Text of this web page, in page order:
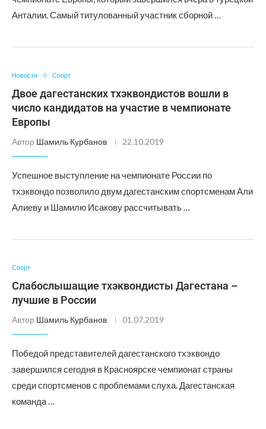
Анталии. Самый титулованный участник сборной …
Новости Спорт
Двое дагестанских тхэквондистов вошли в
число кандидатов на участие в чемпионате
Европы
Автор Шамиль Курбанов 22.10.2019
Успешное выступление на чемпионате России по
тхэквондо позволило двум дагестанским спортсменам Али
Алиеву и Шамилю Исакову рассчитывать …
Спорт
Слабослышащие тхэквондисты Дагестана –
лучшие в России
Автор Шамиль Курбанов 01.07.2019
Победой представителей дагестанского тхэквондо
завершился сегодня в Красноярске чемпионат страны
среди спортсменов с проблемами слуха. Дагестанская
команда …